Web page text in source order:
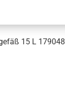
15 L 179048